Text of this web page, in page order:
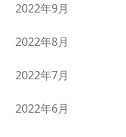
2022年9月
2022年8月
2022年7月
2022年6月